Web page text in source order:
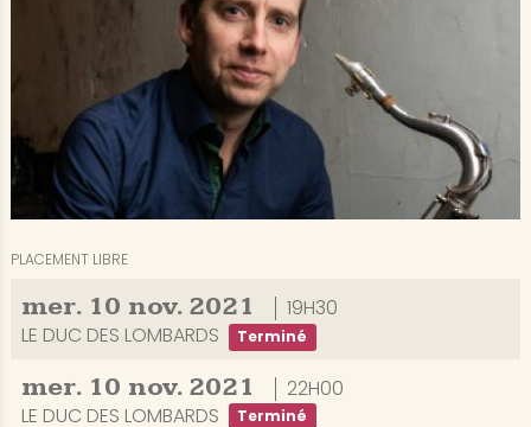
PLACEMENT LIBRE
mer. 10 nov. 2021
19H30
LE DUC DES LOMBARDS
Terminé
mer. 10 nov. 2021
22H00
LE DUC DES LOMBARDS
Terminé